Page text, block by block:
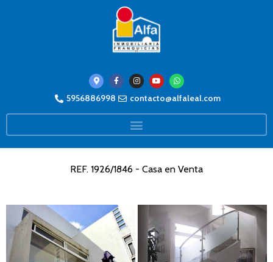
5956886998 contacto@alfaleal.com
REF. 1926/1846 - Casa en Venta